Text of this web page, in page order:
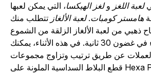
اللغزولغز الهيكسا، التي يمكن لعبها
كومبات.لعبة الألغازتتطلب منك
من لعبة الألغاز الزلقة من الشموع
الحمراء والخضراء في غضون 30 ثانية. في هذه الأثناء، يمكنك
عن طريق ترتيب وتزاوج مجموعات
قطع البلاط السداسية الملونة على